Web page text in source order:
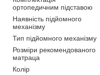
ортопедичним підставою
Наявність підйомного
механізму
Тип підйомного механізму
Розміри рекомендованого
матраца
Колір